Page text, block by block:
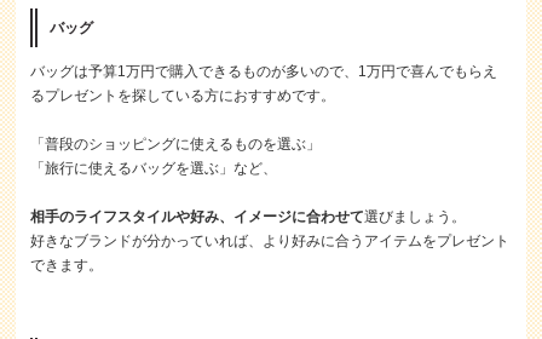
バッグ
バッグは予算1万円で購入できるものが多いので、1万円で喜んでもらえ
るプレゼントを探している方におすすめです。
「普段のショッピングに使えるものを選ぶ」
「旅行に使えるバッグを選ぶ」など、
相手のライフスタイルや好み、イメージに合わせて選びましょう。
好きなブランドが分かっていれば、より好みに合うアイテムをプレゼント
できます。